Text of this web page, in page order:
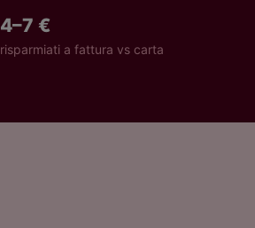
4–7 €
risparmiati a fattura vs carta